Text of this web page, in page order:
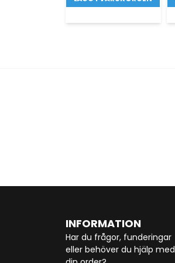
INFORMATION
Har du frågor, funderingar
eller behöver du hjälp med